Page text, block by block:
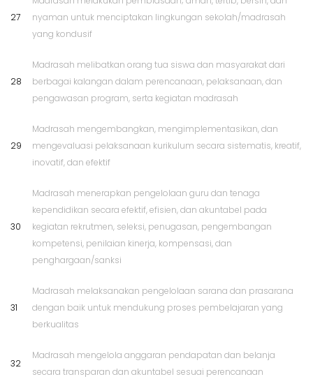
27
nyaman untuk menciptakan lingkungan sekolah/madrasah
yang kondusif
28
Madrasah melibatkan orang tua siswa dan masyarakat dari
berbagai kalangan dalam perencanaan, pelaksanaan, dan
pengawasan program, serta kegiatan madrasah
29
Madrasah mengembangkan, mengimplementasikan, dan
mengevaluasi pelaksanaan kurikulum secara sistematis, kreatif,
inovatif, dan efektif
30
Madrasah menerapkan pengelolaan guru dan tenaga
kependidikan secara efektif, efisien, dan akuntabel pada
kegiatan rekrutmen, seleksi, penugasan, pengembangan
kompetensi, penilaian kinerja, kompensasi, dan
penghargaan/sanksi
31
Madrasah melaksanakan pengelolaan sarana dan prasarana
dengan baik untuk mendukung proses pembelajaran yang
berkualitas
32
Madrasah mengelola anggaran pendapatan dan belanja
secara transparan dan akuntabel sesuai perencanaan